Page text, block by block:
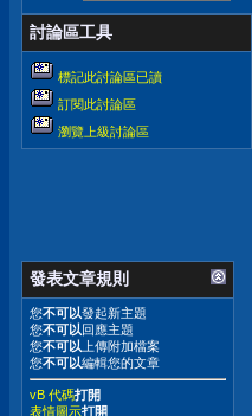
討論區工具
標記此討論區已讀
訂閱此討論區
瀏覽上級討論區
發表文章規則
您不可以發起新主題
您不可以回應主題
您不可以 上傳附加檔案
您不可以編輯您的文章
vB 代碼打開
表情圖示打開